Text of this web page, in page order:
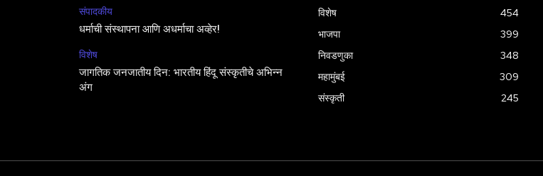
संपादकीय
धर्माची संस्थापना आणि अधर्माचा अव्हेर!
विशेष
जागतिक जनजातीय दिन: भारतीय हिंदू संस्कृतीचे अभिन्न
अंग
विशेष
454
भाजपा
399
निवडणुका
348
महामुंबई
309
संस्कृती
245